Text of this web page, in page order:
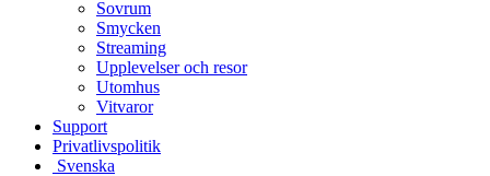
Sovrum
Smycken
Streaming
Upplevelser och resor
Utomhus
Vitvaror
Support
Privatlivspolitik
Svenska